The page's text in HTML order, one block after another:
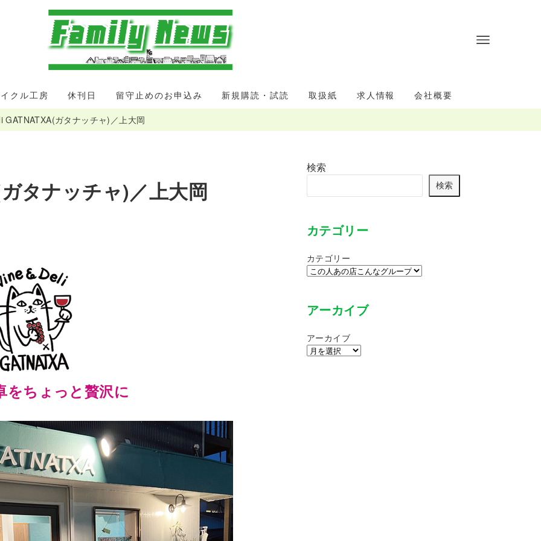
クル工房 休刊日 留守止めのお申込み 新規購読・試読 取扱紙 求人情報 会社概要
GATNATXA(ガタナッチャ)／上大岡
タナッチャ)／上大岡
をちょっと贅沢に
検索
検索
カテゴリー
カテゴリー
アーカイブ
アーカイブ